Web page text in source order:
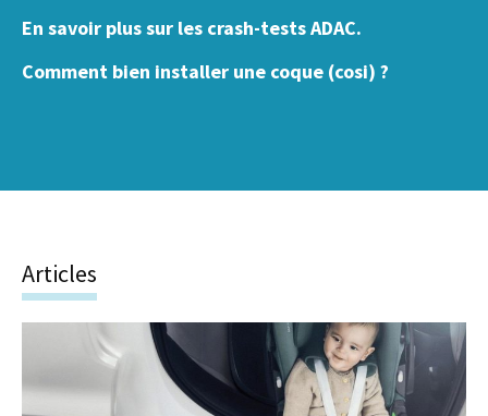
En savoir plus sur les crash-tests ADAC.
Comment bien installer une coque (cosi) ?
Articles